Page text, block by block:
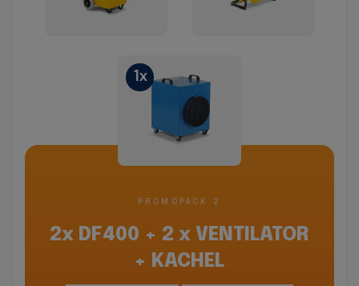
1x
PROMOPACK 2
2x DF400 + 2 x VENTILATOR
+ KACHEL